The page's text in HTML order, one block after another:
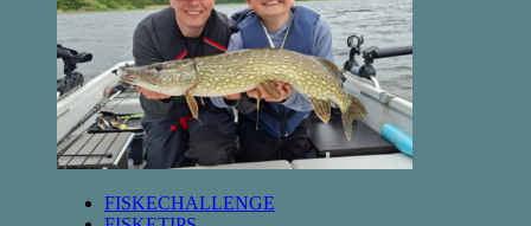
FISKECHALLENGE